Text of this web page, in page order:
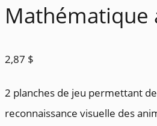
Mathématique
2,87 $
2 planches de jeu permettant
reconnaissance visuelle des